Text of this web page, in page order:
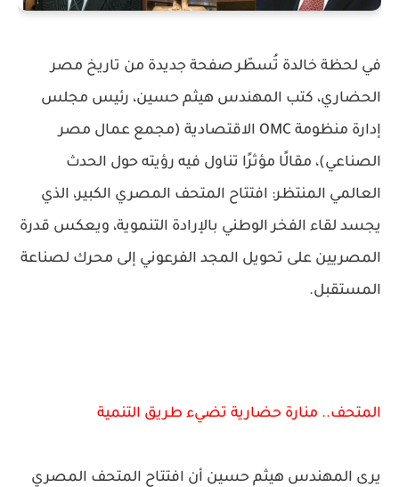
في لحظة خالدة تُسطّر صفحة جديدة من تاريخ مصر
الحضاري، كتب المهندس هيثم حسين، رئيس مجلس
إدارة منظومة OMC الاقتصادية (مجمع عمال مصر
الصناعي)، مقالًا مؤثرًا تناول فيه رؤيته حول الحدث
العالمي المنتظر: افتتاح المتحف المصري الكبير، الذي
يجسد لقاء الفخر الوطني بالإرادة التنموية، ويعكس قدرة
المصريين على تحويل المجد الفرعوني إلى محرك لصناعة
المستقبل.
المتحف.. منارة حضارية تضيء طريق التنمية
يرى المهندس هيثم حسين أن افتتاح المتحف المصري